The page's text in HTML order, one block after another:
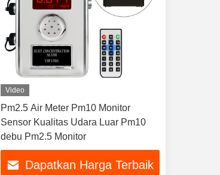
Video
Pm2.5 Air Meter Pm10 Monitor
Sensor Kualitas Udara Luar Pm10
debu Pm2.5 Monitor
Dapatkan Harga Terbaik